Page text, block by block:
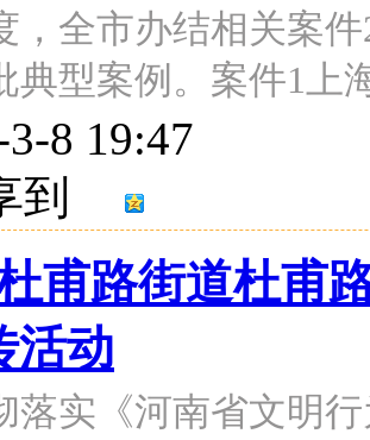
，全市办结相关案
典型案例。案件1上
8 19:47
到
甫路街道杜甫
活动
落实《河南省文明